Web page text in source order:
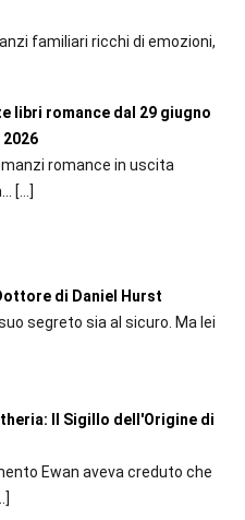
familiari ricchi di emozioni,
libri romance dal 29 giugno
romance in uscita
[…]
di Daniel Hurst
segreto sia al sicuro. Ma lei
Il Sigillo dell'Origine di
Ewan aveva creduto che